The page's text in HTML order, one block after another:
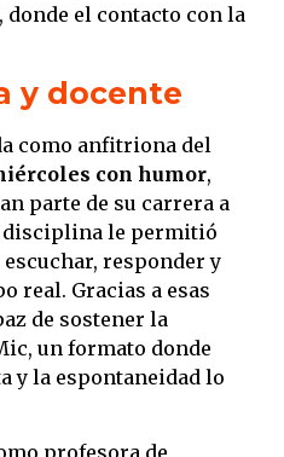
, donde el contacto con la
y docente
como anfitriona del
con humor,
parte de su carrera a
disciplina le permitió
responder y
real. Gracias a esas
de sostener la
un formato donde
y la espontaneidad lo